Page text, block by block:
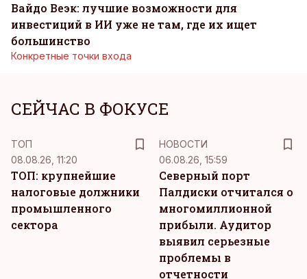
Вайдо Веэк: лучшие возможности для
инвестиций в ИИ уже не там, где их ищет
большинство
Конкретные точки входа
СЕЙЧАС В ФОКУСЕ
ТОП
08.08.26, 11:20
ТОП: крупнейшие
налоговые должники
промышленного
сектора
НОВОСТИ
06.08.26, 15:59
Северный порт
Палдиски отчитался о
многомиллионной
прибыли. Аудитор
выявил серьезные
проблемы в
отчетности